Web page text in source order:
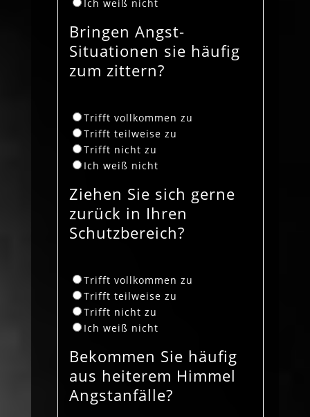
Ich weiß nicht
Bringen Angst-
Situationen sie häufig
zum zittern?
Trifft vollkommen zu
Trifft teilweise zu
Trifft nicht zu
Ich weiß nicht
Ziehen Sie sich gerne
zurück in Ihren
Schutzbereich?
Trifft vollkommen zu
Trifft teilweise zu
Trifft nicht zu
Ich weiß nicht
Bekommen Sie häufig
aus heiterem Himmel
Angstanfälle?